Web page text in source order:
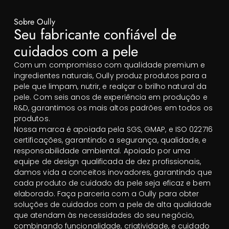
Sobre Oully
Seu fabricante confiável de
cuidados com a pele
Com um compromisso com qualidade premium e
ingredientes naturais, Oully produz produtos para a
pele que limpam, nutrir, e realçar o brilho natural da
pele. Com seis anos de experiência em produção e
R&D, garantimos os mais altos padrões em todos os
produtos.
Nossa marca é apoiada pela SGS, GMAP, e ISO 022716
certificações, garantindo a segurança, qualidade, e
responsabilidade ambiental. Apoiado por uma
equipe de design qualificada de dez profissionais,
damos vida a conceitos inovadores, garantindo que
cada produto de cuidado da pele seja eficaz e bem
elaborado. Faça parceria com a Oully para obter
soluções de cuidados com a pele de alta qualidade
que atendam às necessidades do seu negócio,
combinando funcionalidade, criatividade, e cuidado